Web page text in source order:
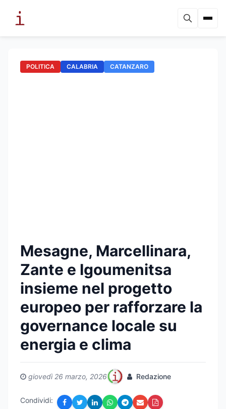
POLITICA CALABRIA CATANZARO
Mesagne, Marcellinara,
Zante e Igoumenitsa
insieme nel progetto
europeo per rafforzare la
governance locale su
energia e clima
giovedì 26 marzo, 2026 Redazione
Condividi: